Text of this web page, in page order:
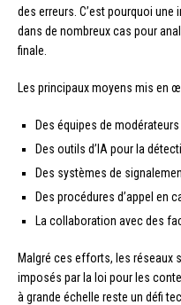
des erreurs. C’est pourquoi
dans de nombreux cas pour
finale.
Les principaux moyens mis en
Des équipes de
Des outils d’IA pour la
Des systèmes de
Des procédures d’appel en
La collaboration avec des
Malgré ces efforts, les réseaux
imposés par la loi pour les
à grande échelle reste un défi